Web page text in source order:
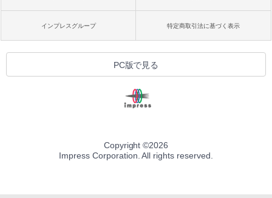
インプレスグループ 特定商取引法に基づく表示
PC版で見る
Copyright ©2026
Impress Corporation. All rights reserved.